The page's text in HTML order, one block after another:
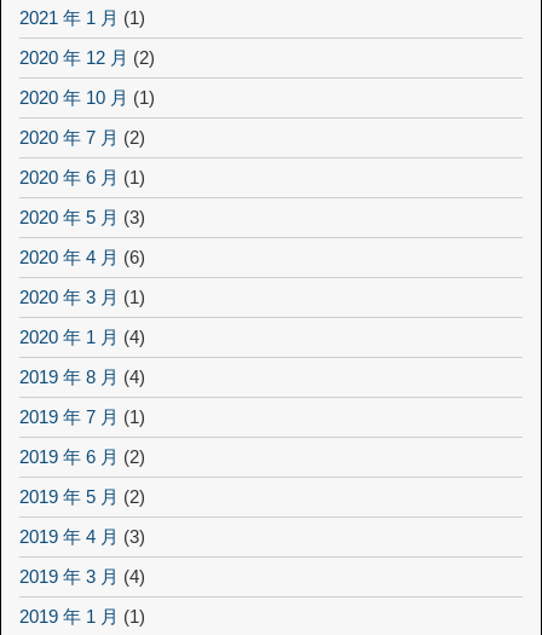
2021 年 1 月 (1)
2020 年 12 月 (2)
2020 年 10 月 (1)
2020 年 7 月 (2)
2020 年 6 月 (1)
2020 年 5 月 (3)
2020 年 4 月 (6)
2020 年 3 月 (1)
2020 年 1 月 (4)
2019 年 8 月 (4)
2019 年 7 月 (1)
2019 年 6 月 (2)
2019 年 5 月 (2)
2019 年 4 月 (3)
2019 年 3 月 (4)
2019 年 1 月 (1)